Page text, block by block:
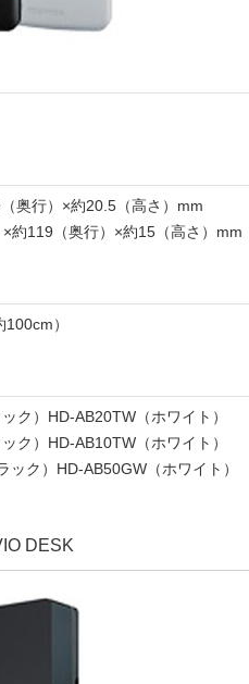
奥行）×約20.5（高さ）mm
119（奥行）×約15（高さ）mm
）
ク）HD-AB20TW（ホワイト）
ク）HD-AB10TW（ホワイト）
ク）HD-AB50GW（ホワイト）
DESK